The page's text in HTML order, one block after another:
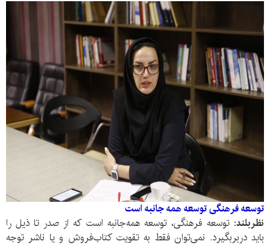
توسعه فرهنگی توسعه همه جانبه است
نظر‌بلند: توسعه فرهنگی، توسعه همه‌جانبه است که از صدر تا ذیل را
باید دربربگیرد. نمی‌توان فقط به تقویت کتاب‌فروش و یا ناشر توجه